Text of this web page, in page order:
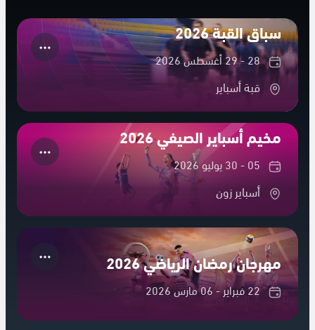
سباق القبة 2026
28 - 29 أغسطس 2026
قبة أسباير
مخيم أسباير الصيفي 2026
05 - 30 يوليو 2026
أسباير زون
مهرجان رمضان الرياضي 2026
22 فبراير - 06 مارس 2026